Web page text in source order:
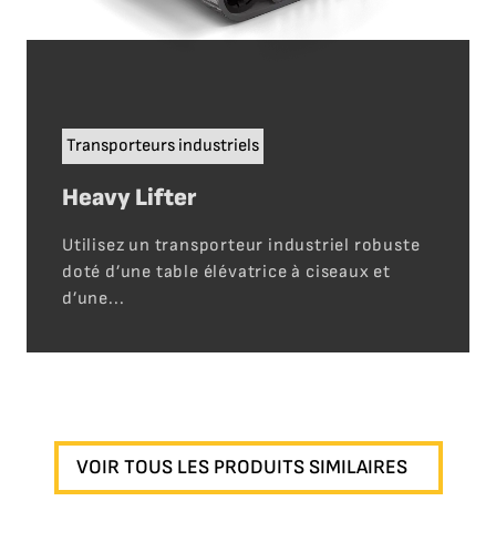
Transporteurs industriels
Heavy Lifter
Utilisez un transporteur industriel robuste
doté d’une table élévatrice à ciseaux et
d’une...
VOIR TOUS LES PRODUITS SIMILAIRES